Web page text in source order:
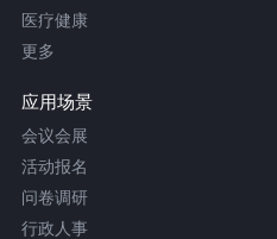
医疗健康
更多
应用场景
会议会展
活动报名
问卷调研
行政人事